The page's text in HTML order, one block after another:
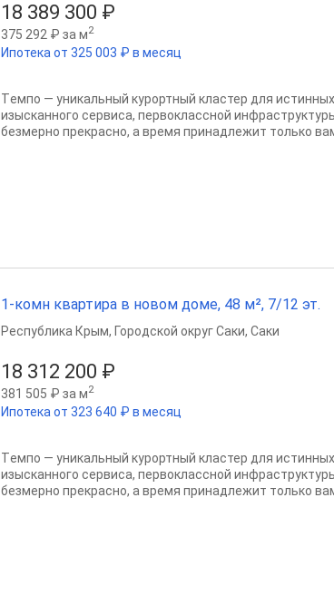
18 389 300 ₽
375 292 ₽ за м2
Ипотека от 325 003 ₽ в месяц
Tемпо — уникальный курортный кластер для
изысканного сервиса, первоклассной
безмерно прекрасно, а время принадлежит только
1-комн квартира в новом доме, 48 м², 7/12 эт.
18 312 200 ₽
381 505 ₽ за м2
Ипотека от 323 640 ₽ в месяц
Республика Крым, Городской округ Саки, Саки
Tемпо — уникальный курортный кластер для
изысканного сервиса, первоклассной
безмерно прекрасно, а время принадлежит только